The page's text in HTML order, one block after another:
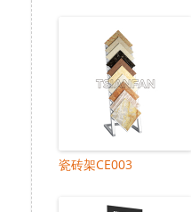
瓷砖架CE003